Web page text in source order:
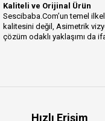
Kaliteli ve Orijinal Ürün
Sescibaba.Com’un temel
kalitesini değil, Asimetrik
çözüm odaklı yaklaşımı da
Hızlı Erişim